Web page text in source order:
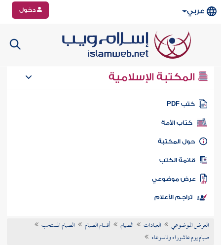
عربي دخول
المكتبة الإسلامية
كتب PDF
كتاب الأمة
المكتبة
الكتب
موضوعي
تراجم الأعلام
العرض الموضوعي العبادات الصيام أقسام الصيام
الصيام المستحب
صيام يوم عاشوراء وتاسوعاء